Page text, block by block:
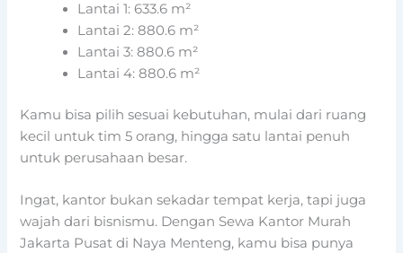
Lantai 1: 633.6 m²
Lantai 2: 880.6 m²
Lantai 3: 880.6 m²
Lantai 4: 880.6 m²
Kamu bisa pilih sesuai kebutuhan, mulai dari ruang
kecil untuk tim 5 orang, hingga satu lantai penuh
untuk perusahaan besar.
Ingat, kantor bukan sekadar tempat kerja, tapi juga
wajah dari bisnismu. Dengan Sewa Kantor Murah
Jakarta Pusat di Naya Menteng, kamu bisa punya